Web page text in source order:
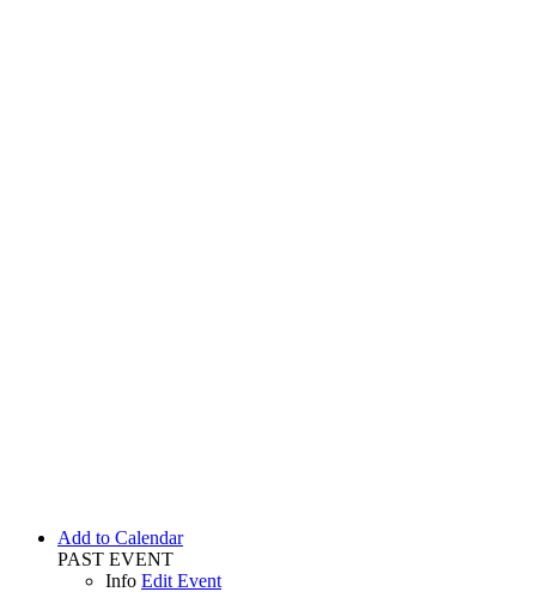
Add to Calendar
PAST EVENT
Info Edit Event